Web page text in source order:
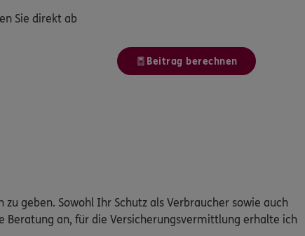
Sie direkt ab
Beitrag berechnen
geben. Sowohl Ihr Schutz als Verbraucher sowie auch
Beratung an, für die Versicherungsvermittlung erhalte ich